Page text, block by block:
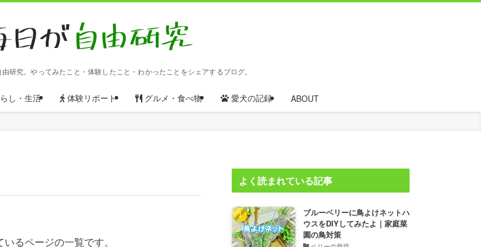
研究。やってみたこと・体験したこと・わかったことをシェアするブログ。
し・生活 体験リポート グルメ・食べ物 愛犬の記録 ABOUT
るページの一覧です。
よく読まれている記事
ブルーベリーに鳥よけネットハ
ウスをDIYしてみたよ｜家庭菜
園の鳥対策